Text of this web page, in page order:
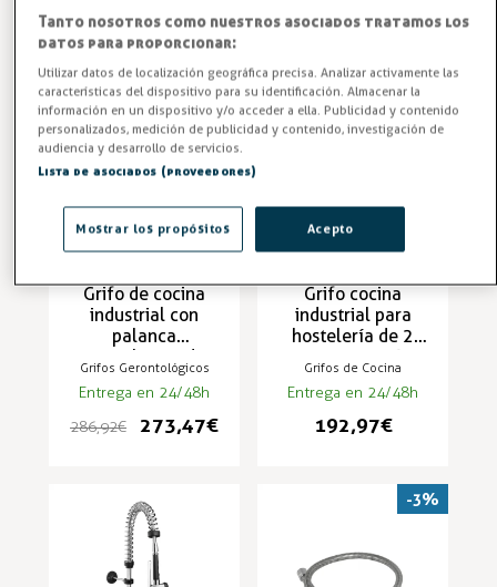
27,27 €
56,33 €
Grifo de cocina
industrial con
palanca
gerontológica de 2
aguas - ZN-2/05G
Grifos Gerontológicos
Entrega en 24/48h
286,92 €
273,47 €
-5%
Grifo cocina
industrial para
hostelería de 2
rociadora - ZN-1
Grifos de Cocina
Entrega en 24/48h
192,97 €
-3%
Tanto nosotros como nuestros asociados tratamos los
datos para proporcionar:
Utilizar datos de localización geográfica precisa. Analizar activamente las
características del dispositivo para su identificación. Almacenar la
información en un dispositivo y/o acceder a ella. Publicidad y contenido
personalizados, medición de publicidad y contenido, investigación de
audiencia y desarrollo de servicios.
Lista de asociados (proveedores)
Acepto
Mostrar los propósitos